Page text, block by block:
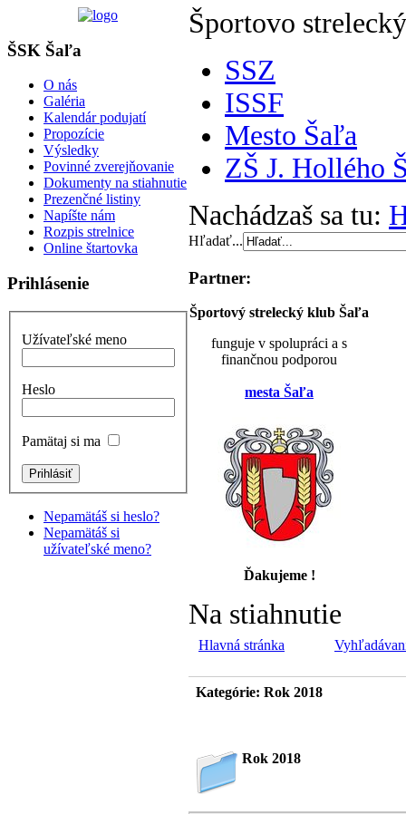
ŠSK Šaľa
O nás
Galéria
Kalendár podujatí
Propozície
Výsledky
Povinné zverejňovanie
Dokumenty na stiahnutie
Prezenčné listiny
Napíšte nám
Rozpis strelnice
Online štartovka
Prihlásenie
Užívateľské meno
Heslo
Pamätaj si ma
Nepamätáš si heslo?
Nepamätáš si
užívateľské meno?
Športovo
SSZ
ISSF
Mesto Šaľa
ZŠ J. Hollého
Nachádzaš sa tu:
Hľadať...
Partner:
Športový strelecký klub Šaľa
funguje v spolupráci a s
finančnou podporou
mesta Šaľa
Ďakujeme !
Na stiahnutie
Hlavná stránka
Kategórie: Rok 2018
Rok 2018